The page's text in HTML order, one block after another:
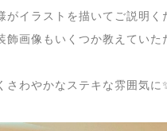
がイラストを描いてご説明
飾画像もいくつか教えてい
さわやかなステキな雰囲気に